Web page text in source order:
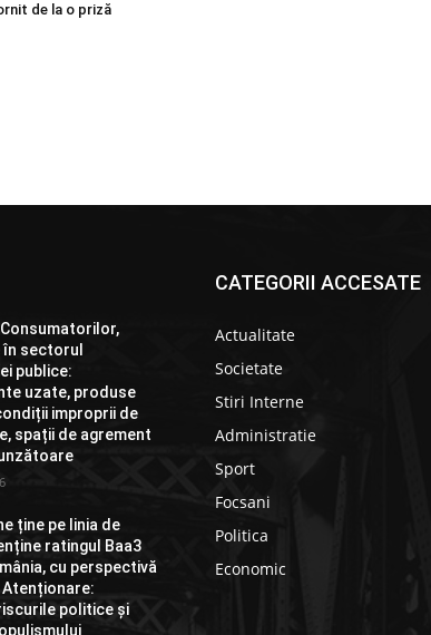
de la o priză
sectorul
publice:
uzate, produse
improprii de
spații de agrement
ține pe linia de
ratingul Baa3
cu perspectivă
politice și
CATEGORII ACCESATE
Actualitate
Societate
Stiri Interne
Administratie
Sport
Focsani
Politica
Economic